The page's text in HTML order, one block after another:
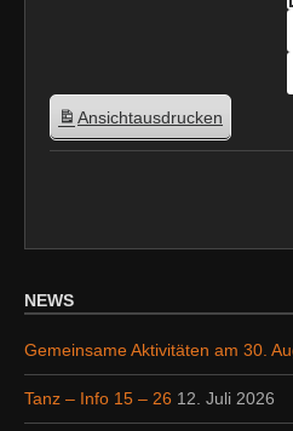
Ansichtausdrucken
NEWS
Gemeinsame Aktivitäten am 30.
Tanz – Info 15 – 26 12. Juli 2026